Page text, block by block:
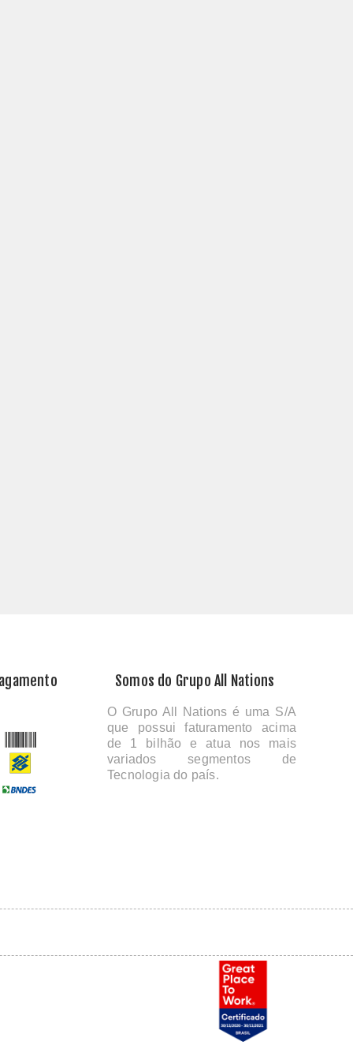
Somos do Grupo All Nations
O Grupo All Nations é uma S/A
que possui faturamento acima
de 1 bilhão e atua nos mais
variados segmentos de
Tecnologia do país.